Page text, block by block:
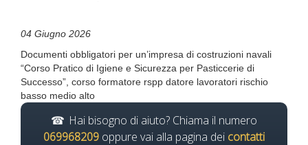
04 Giugno 2026
Documenti obbligatori per un’impresa di costruzioni navali
“Corso Pratico di Igiene e Sicurezza per Pasticcerie di
Successo”, corso formatore rspp datore lavoratori rischio
basso medio alto
Hai bisogno di aiuto? Chiama il numero
069968209 oppure vai alla pagina dei contatti